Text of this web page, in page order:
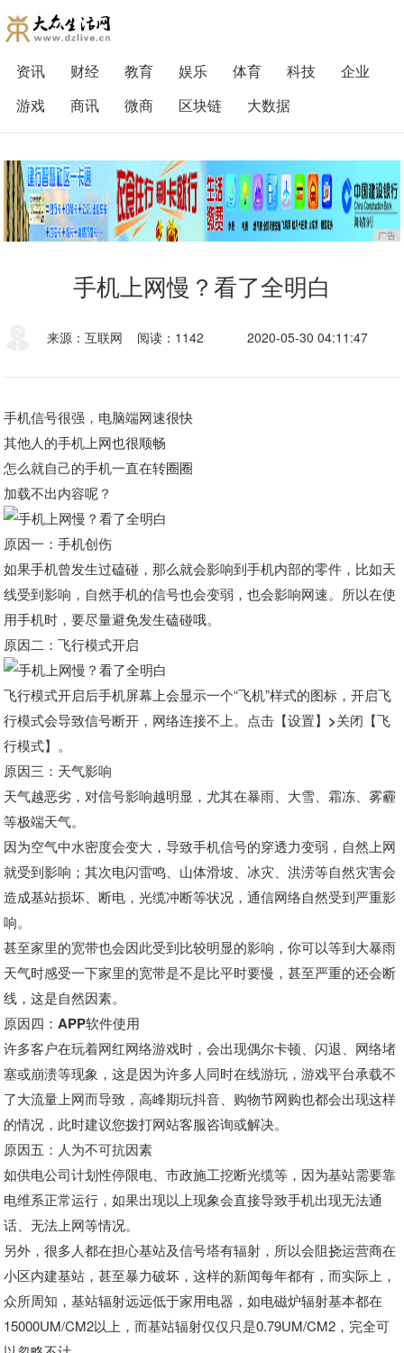
资讯 财经 教育 娱乐 体育 科技
企业
游戏
商讯 微商 区块链 大数据
广告
手机上网慢？看了全明白
来源：互联网 阅读：1142 2020-05-30 04:11:47
手机信号很强，电脑端网速很快
其他人的手机上网也很顺畅
怎么就自己的手机一直在转圈圈
加载不出内容呢？
原因一：手机创伤
如果手机曾发生过磕碰，那么就会影响到手机内部的零件，比如天
线受到影响，自然手机的信号也会变弱，也会影响网速。所以在使
用手机时，要尽量避免发生磕碰哦。
原因二：飞行模式开启
飞行模式开启后手机屏幕上会显示一个“飞机”样式的图标，开启飞
行模式会导致信号断开，网络连接不上。 点击【设置】>关闭【飞
行模式】 。
原因三：天气影响
天气越恶劣，对信号影响越明显，尤其在暴雨、大雪、霜冻、雾霾
等极端天气。
因为空气中水密度会变大，导致手机信号的穿透力变弱，自然上网
就受到影响；其次电闪雷鸣、山体滑坡、冰灾、洪涝等自然灾害会
造成基站损坏、断电，光缆冲断等状况，通信网络自然受到严重影
响。
甚至家里的宽带也会因此受到比较明显的影响，你可以等到大暴雨
天气时感受一下家里的宽带是不是比平时要慢，甚至严重的还会断
线，这是自然因素。
原因四：APP软件使用
许多客户在玩着网红网络游戏时，会出现偶尔卡顿、闪退、网络堵
塞或崩溃等现象，这是因为许多人同时在线游玩，游戏平台承载不
了大流量上网而导致，高峰期玩抖音、购物节网购也都会出现这样
的情况，此时建议您拨打网站客服咨询或解决。
原因五：人为不可抗因素
如供电公司计划性停限电、市政施工挖断光缆等，因为基站需要靠
电维系正常运行，如果出现以上现象会直接导致手机出现无法通
话、无法上网等情况。
另外，很多人都在担心基站及信号塔有辐射，所以会阻挠运营商在
小区内建基站，甚至暴力破坏，这样的新闻每年都有，而实际上，
众所周知，基站辐射远远低于家用电器，如电磁炉辐射基本都在
15000UM/CM2以上，而基站辐射仅仅只是0.79UM/CM2，完全可